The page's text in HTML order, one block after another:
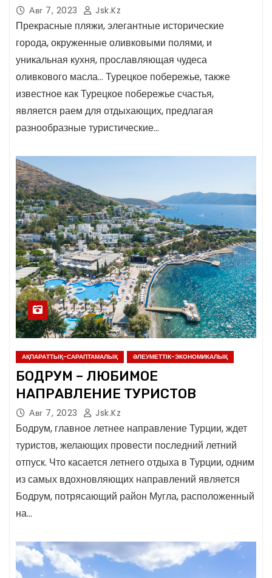
Авг 7, 2023 Jsk.kz
Прекрасные пляжи, элегантные исторические
города, окруженные оливковыми полями, и
уникальная кухня, прославляющая чудеса
оливкового масла… Турецкое побережье, также
известное как Турецкое побережье счастья,
является раем для отдыхающих, предлагая
разнообразные туристические…
АҚПАРАТТЫҚ-САРАПТАМАЛЫҚ ӘЛЕУМЕТТІК-ЭКОНОМИКАЛЫҚ
БОДРУМ – ЛЮБИМОЕ
НАПРАВЛЕНИЕ ТУРИСТОВ
Авг 7, 2023 Jsk.kz
Бодрум, главное летнее направление Турции, ждет
туристов, желающих провести последний летний
отпуск. Что касается летнего отдыха в Турции, одним
из самых вдохновляющих направлений является
Бодрум, потрясающий район Мугла, расположенный
на…